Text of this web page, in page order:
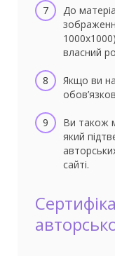
До
власний
Якщо ви
Ви також
який
сайті.